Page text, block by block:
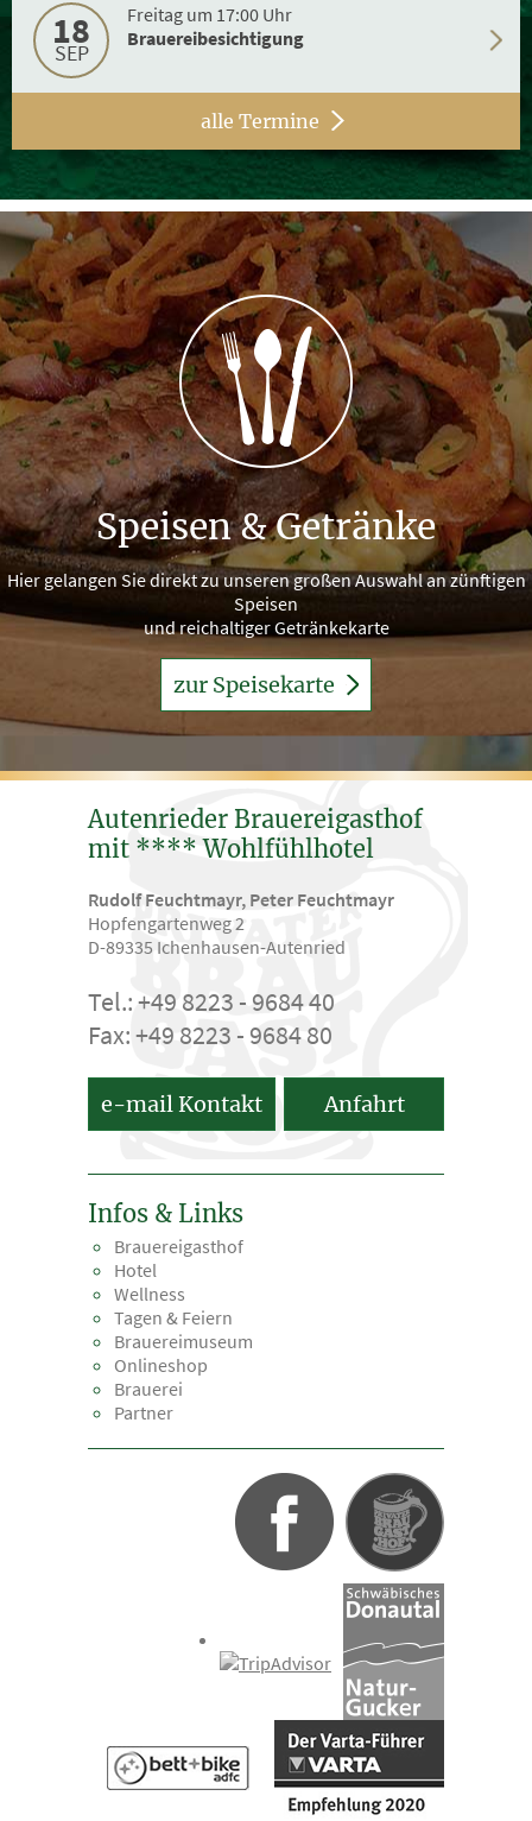
18
SEP
Freitag um 17:00 Uhr
Brauereibesichtigung
alle Termine
Speisen & Getränke
Hier gelangen Sie direkt zu unseren großen Auswahl an zünftigen
Speisen
und reichaltiger Getränkekarte
zur Speisekarte
Autenrieder Brauereigasthof
mit **** Wohlfühlhotel
Rudolf Feuchtmayr, Peter Feuchtmayr
Hopfengartenweg 2
D-89335 Ichenhausen-Autenried
Tel.: +49 8223 - 9684 40
Fax: +49 8223 - 9684 80
e-mail Kontakt Anfahrt
Infos & Links
Brauereigasthof
Hotel
Wellness
Tagen & Feiern
Brauereimuseum
Onlineshop
Brauerei
Partner